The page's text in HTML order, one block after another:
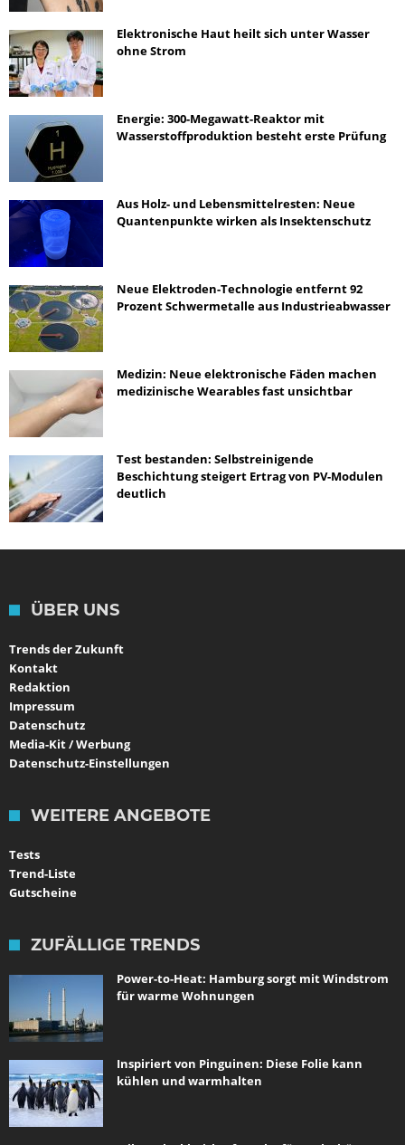
Elektronische Haut heilt sich unter Wasser
ohne Strom
Energie: 300-Megawatt-Reaktor mit
Wasserstoffproduktion besteht erste Prüfung
Aus Holz- und Lebensmittelresten: Neue
Quantenpunkte wirken als Insektenschutz
Neue Elektroden-Technologie entfernt 92
Prozent Schwermetalle aus Industrieabwasser
Medizin: Neue elektronische Fäden machen
medizinische Wearables fast unsichtbar
Test bestanden: Selbstreinigende
Beschichtung steigert Ertrag von PV-Modulen
deutlich
ÜBER UNS
Trends der Zukunft
Kontakt
Redaktion
Impressum
Datenschutz
Media-Kit / Werbung
Datenschutz-Einstellungen
WEITERE ANGEBOTE
Tests
Trend-Liste
Gutscheine
ZUFÄLLIGE TRENDS
Power-to-Heat: Hamburg sorgt mit Windstrom
für warme Wohnungen
Inspiriert von Pinguinen: Diese Folie kann
kühlen und warmhalten